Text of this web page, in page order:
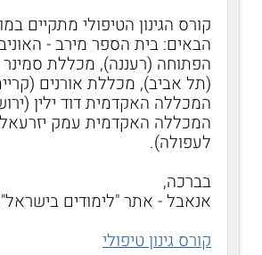
קורס הגינון הטיפולי מתקיים
הבאים: בית הספר מירב -
הפתוחה (רעננה), מכללת סמינר
(תל אביב), מכללת אורנים
המכללה האקדמית דוד ילין
המכללה האקדמית עמק
לעפולה).
בברכה,
אנאבל - אתר "לימודים
קורס גינון טיפולי